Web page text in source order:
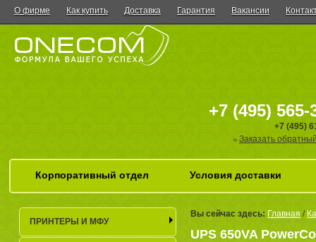
О фирме Как купить Доставка Гарантия Вакансии
+7 (495) 565-
+7 (495)
Заказать
Корпоративный отдел Условия доставки
Вы сейчас здесь: Главная /
UPS 650VA
ПРИНТЕРЫ И МФУ